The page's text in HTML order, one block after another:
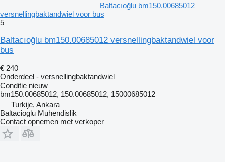
Baltacıoğlu bm150.00685012
versnellingbaktandwiel voor bus
5
Baltacıoğlu bm150.00685012 versnellingbaktandwiel voor
bus
€ 240
Onderdeel - versnellingbaktandwiel
Conditie nieuw
bm150.00685012, 150.00685012, 15000685012
Turkije, Ankara
Baltacioglu Muhendislik
Contact opnemen met verkoper